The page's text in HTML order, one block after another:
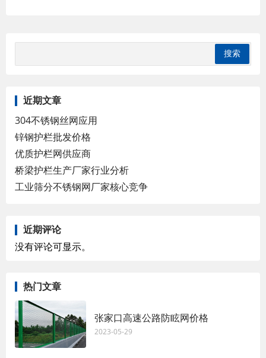
近期文章
304不锈钢丝网应用
锌钢护栏批发价格
优质护栏网供应商
桥梁护栏生产厂家行业分析
工业筛分不锈钢网厂家核心竞争
近期评论
没有评论可显示。
热门文章
张家口高速公路防眩网价格
2023-05-29